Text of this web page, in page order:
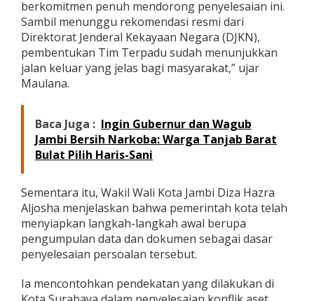
e
r
p
a
d
u
berkomitmen penuh mendorong penyelesaian ini.
Sambil menunggu rekomendasi resmi dari
Direktorat Jenderal Kekayaan Negara (DJKN),
pembentukan Tim Terpadu sudah menunjukkan
jalan keluar yang jelas bagi masyarakat,” ujar
Maulana.
Baca Juga : Ingin Gubernur dan Wagub
Jambi Bersih Narkoba: Warga Tanjab Barat
Bulat Pilih Haris-Sani
Sementara itu, Wakil Wali Kota Jambi Diza Hazra
Aljosha menjelaskan bahwa pemerintah kota telah
menyiapkan langkah-langkah awal berupa
pengumpulan data dan dokumen sebagai dasar
penyelesaian persoalan tersebut.
Ia mencontohkan pendekatan yang dilakukan di